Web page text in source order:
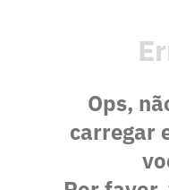
Ops,
carregar